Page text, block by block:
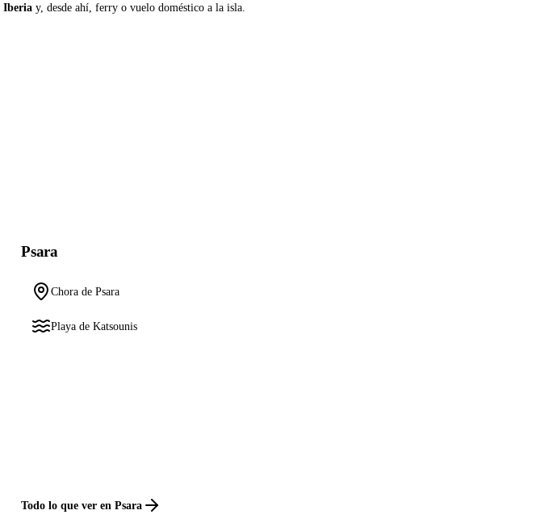
Iberia y, desde ahí, ferry o vuelo doméstico a la isla.
Psara
Chora de Psara
Playa de Katsounis
Todo lo que ver en Psara